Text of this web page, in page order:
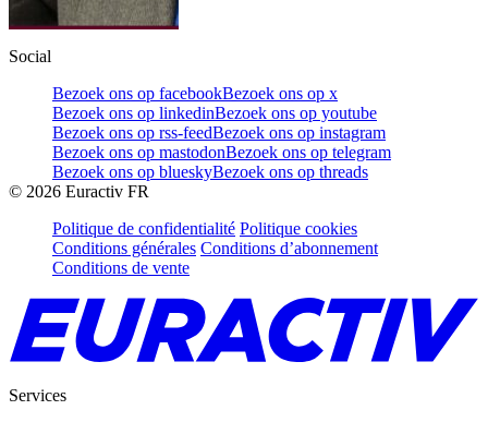
Social
Bezoek ons op facebookBezoek ons op x
Bezoek ons op linkedinBezoek ons op youtube
Bezoek ons op rss-feedBezoek ons op instagram
Bezoek ons op mastodonBezoek ons op telegram
Bezoek ons op blueskyBezoek ons op threads
© 2026 Euractiv FR
Politique de confidentialité Politique cookies
Conditions générales Conditions d’abonnement
Conditions de vente
Services